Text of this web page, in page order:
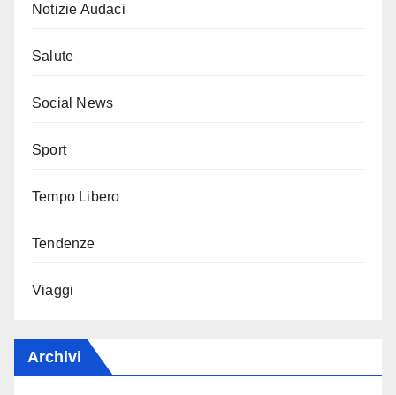
Notizie Audaci
Salute
Social News
Sport
Tempo Libero
Tendenze
Viaggi
Archivi